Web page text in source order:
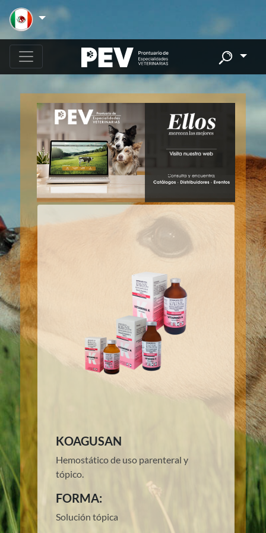
KOAGUSAN
Hemostático de uso parenteral y
tópico.
FORMA:
Solución tópica